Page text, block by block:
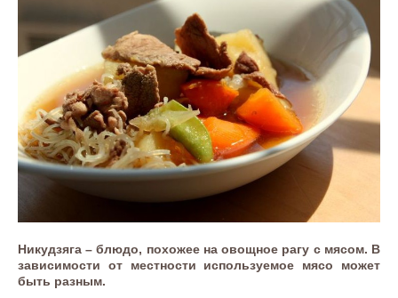
Никудзяга – блюдо, похожее на овощное рагу с мясом. В
зависимости от местности используемое мясо может
быть разным.